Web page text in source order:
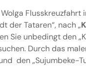
Flusskreuzfahrt
der Tataren“, nach „
Sie unbedingt den
Durch das
den „Sujumbeke-